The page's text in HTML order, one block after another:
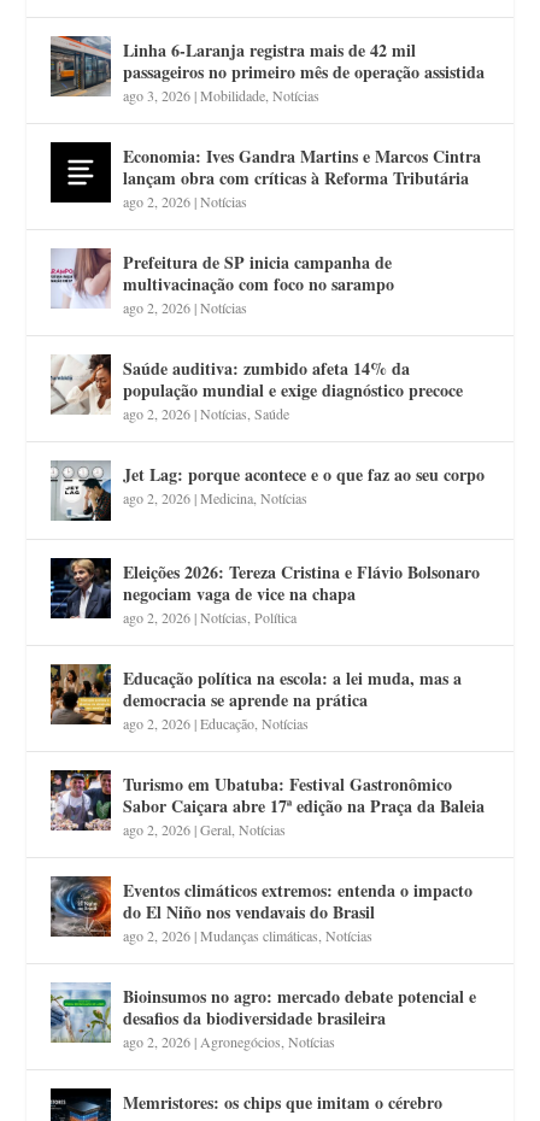
Linha 6-Laranja registra mais de 42 mil
passageiros no primeiro mês de operação assistida
ago 3, 2026|Mobilidade ,Notícias
Economia: Ives Gandra Martins e Marcos Cintra
lançam obra com críticas à Reforma Tributária
ago 2, 2026|Notícias
Prefeitura de SP inicia campanha de
multivacinação com foco no sarampo
ago 2, 2026|Notícias
Saúde auditiva: zumbido afeta 14% da
população mundial e exige diagnóstico precoce
ago 2, 2026|Notícias ,Saúde
Jet Lag: porque acontece e o que faz ao seu corpo
ago 2, 2026|Medicina ,Notícias
Eleições 2026: Tereza Cristina e Flávio Bolsonaro
negociam vaga de vice na chapa
ago 2, 2026|Notícias ,Política
Educação política na escola: a lei muda, mas a
democracia se aprende na prática
ago 2, 2026|Educação ,Notícias
Turismo em Ubatuba: Festival Gastronômico
Sabor Caiçara abre 17ª edição na Praça da Baleia
ago 2, 2026|Geral ,Notícias
Eventos climáticos extremos: entenda o impacto
do El Niño nos vendavais do Brasil
ago 2, 2026|Mudanças climáticas ,Notícias
Bioinsumos no agro: mercado debate potencial e
desafios da biodiversidade brasileira
ago 2, 2026| Agronegócios ,Notícias
Memristores: os chips que imitam o cérebro